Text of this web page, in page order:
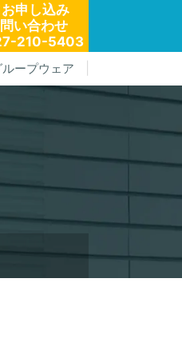
申し込み
い合わせ
210-5403
ループウェア